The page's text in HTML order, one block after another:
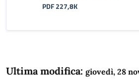
PDF 227,8K
Ultima modifica: giovedì, 28